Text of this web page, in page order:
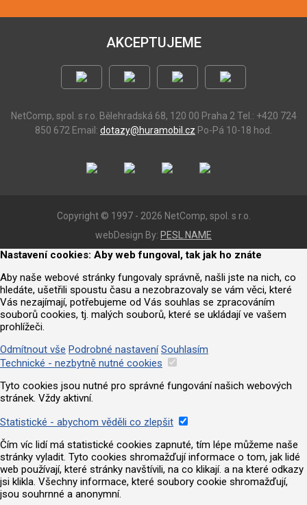
AKCEPTUJEME
NetComp, spol. s r.o. Bělehradská 68, 120 00 Praha 2 Tel.: +420 724
850 672 Email: dotazy@huramobil.cz Po-Pá 10-18 hod.
Copyright © 1997 - 2026 NetComp, spol. s r.o.
webDesign By: PESL.NAME
Nastavení cookies: Aby web fungoval, tak jak ho znáte
Aby naše webové stránky fungovaly správně, našli jste na nich, co
hledáte, ušetřili spoustu času a nezobrazovaly se vám věci, které
Vás nezajímají, potřebujeme od Vás souhlas se zpracováním
souborů cookies, tj. malých souborů, které se ukládají ve vašem
prohlížeči.
Odmítnout vše Podrobné nastavení Souhlasím
Technické - nezbytně nutné cookies
Tyto cookies jsou nutné pro správné fungování našich webových
stránek. Vždy aktivní.
Statistické - abychom věděli co zlepšit
Čím víc lidí má statistické cookies zapnuté, tím lépe můžeme naše
stránky vyladit. Tyto cookies shromažďují informace o tom, jak lidé
web používají, které stránky navštívili, na co klikají. a na které odkazy
jsi klikla. Všechny informace, které soubory cookie shromažďují,
jsou souhrnné a anonymní.